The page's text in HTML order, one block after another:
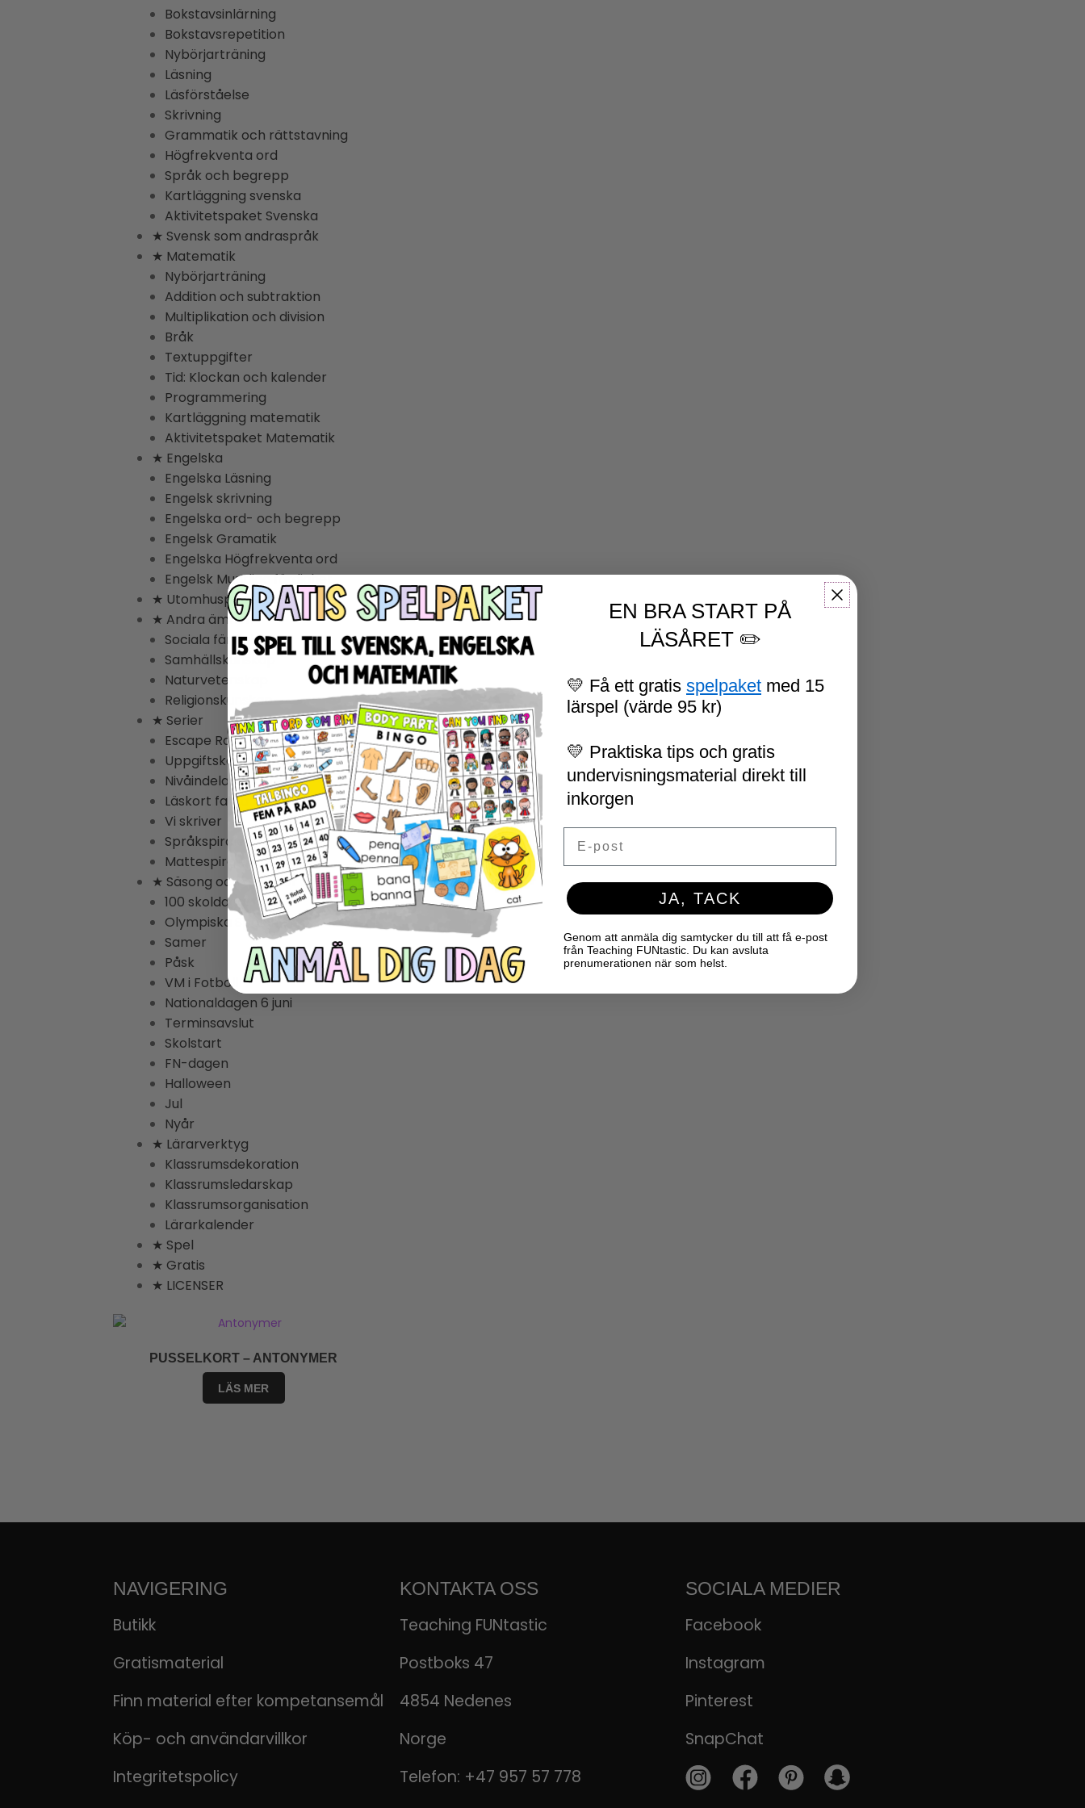
Bokstavsinlärning
Bokstavsrepetition
Nybörjarträning
Läsning
Läsförståelse
Skrivning
Grammatik och rättstavning
Högfrekventa ord
Språk och begrepp
Kartläggning svenska
Aktivitetspaket Svenska
★ Svensk som andraspråk
★ Matematik
Nybörjarträning
Addition och subtraktion
Multiplikation och division
Bråk
Textuppgifter
Tid: Klockan och kalender
Programmering
Kartläggning matematik
Aktivitetspaket Matematik
★ Engelska
Engelska Läsning
Engelsk skrivning
Engelska ord- och begrepp
Engelsk Gramatik
Engelska Högfrekventa ord
Engelsk Muntliga färdighet
★ Utomhuspedagogik
★ Andra ämnen
Sociala färdigheter
Samhällskunskap
Naturvetenskap
Religionskunskap
★ Serier
Escape Rooms
Uppgiftskort Svenska
Nivåindelade Lästexter
Läskort fakta
Vi skriver
Språkspiralen
Mattespiralen
★ Säsong och högtider
100 skoldagar
Olympiska Spelen
Samer
Påsk
VM i Fotboll
Nationaldagen 6 juni
Terminsavslut
Skolstart
FN-dagen
Halloween
Jul
Nyår
★ Lärarverktyg
Klassrumsdekoration
Klassrumsledarskap
Klassrumsorganisation
Lärarkalender
★ Spel
★ Gratis
★ LICENSER
PUSSELKORT – ANTONYMER
LÄS MER
NAVIGERING
Butikk
Gratismaterial
Finn material efter kompetansemål
Köp- och användarvillkor
Integritetspolicy
KONTAKTA OSS
Teaching FUNtastic
Postboks 47
4854 Nedenes
Norge
Telefon: +47 957 57 778
SOCIALA MEDIER
Facebook
Instagram
Pinterest
SnapChat
EN BRA START PÅ
LÄSÅRET ✏️
💛 Få ett gratis spelpaket med 15
lärspel (värde 95 kr)
💛 Praktiska tips och gratis
undervisningsmaterial direkt till
inkorgen
JA, TACK
Genom att anmäla dig samtycker du till att få e-post
från Teaching FUNtastic. Du kan avsluta
prenumerationen när som helst.